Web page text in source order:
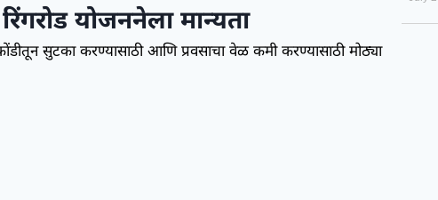
योजननेला मान्यता
सुटका करण्यासाठी आणि प्रवसाचा वेळ कमी करण्यासाठी मोठ्या